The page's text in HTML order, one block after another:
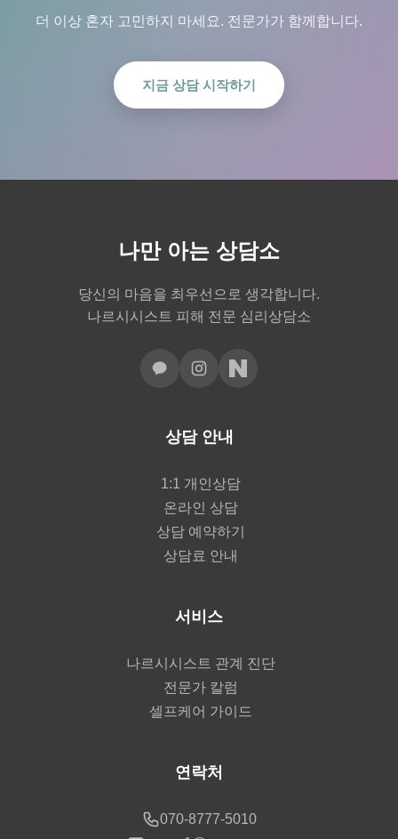
더 이상 혼자 고민하지 마세요. 전문가가 함께합니다.
지금 상담 시작하기
나만 아는 상담소
당신의 마음을 최우선으로 생각합니다.
나르시시스트 피해 전문 심리상담소
상담 안내
1:1 개인상담
온라인 상담
상담 예약하기
상담료 안내
서비스
나르시시스트 관계 진단
전문가 칼럼
셀프케어 가이드
연락처
070-8777-5010